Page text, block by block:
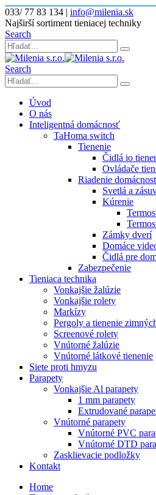
033/ 77 83 134 | info@milenia.sk
Najširší sortiment tieniacej techniky
Search
Search
Úvod
O nás
Inteligentná domácnosť
TaHoma switch
Tienenie
Čidlá io
Ovládače
Riadenie
Svetlá a
Kúrenie
Zámky dverí
Domáce
Čidlá pre
Zabezpečenie
Tieniaca technika
Vonkajšie žalúzie
Vonkajšie rolety
Markízy
Pergoly a tienenie
Screenové rolety
Vnútorné žalúzie
Vnútorné látkové tienenie
Siete proti hmyzu
Parapety
Vonkajšie Al parapety
1 mm parapety
Extrudované
Vnútorné parapety
Vnútorné PVC
Vnútorné DTD
Zasklievacie podložky
Kontakt
Home